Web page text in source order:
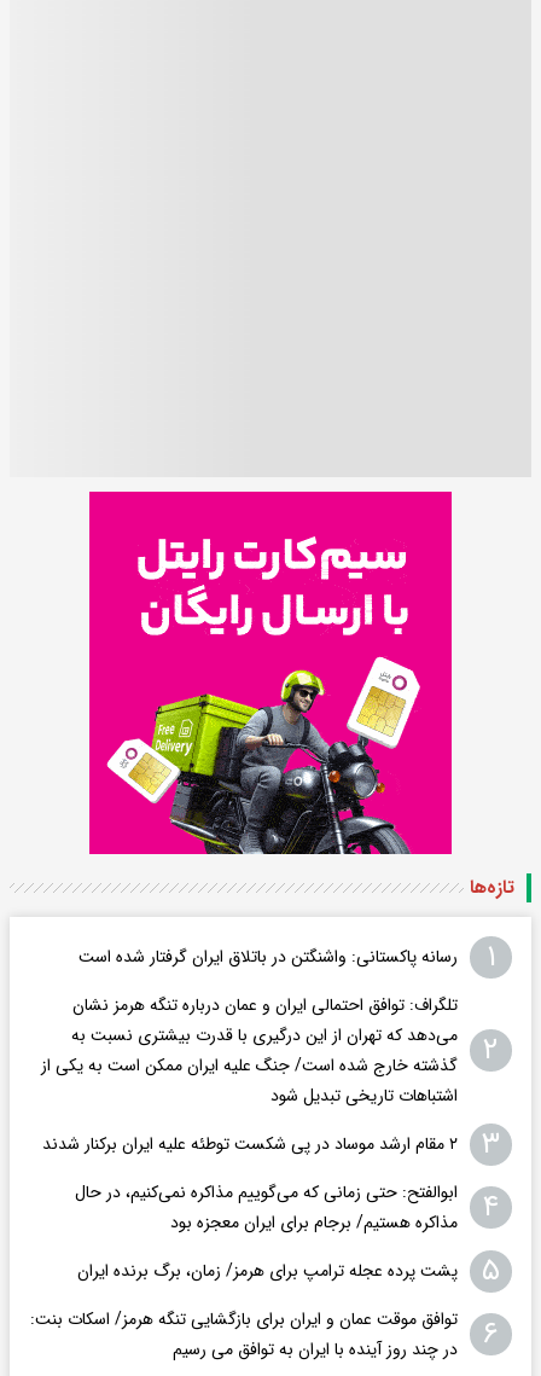
تازه‌ها
۱ رسانه پاکستانی: واشنگتن در باتلاق ایران گرفتار شده است
۲
تلگراف: توافق احتمالی ایران و عمان درباره تنگه هرمز نشان
می‌دهد که تهران از این درگیری با قدرت بیشتری نسبت به
گذشته خارج شده است/ جنگ علیه ایران ممکن است به یکی از
اشتباهات تاریخی تبدیل شود
۳ ۲ مقام‌ ارشد موساد در پی شکست توطئه علیه ایران برکنار شدند
۴
ابوالفتح: حتی زمانی که می‌گوییم مذاکره نمی‌کنیم، در حال
مذاکره هستیم/ برجام برای ایران معجزه بود
۵ پشت پرده عجله ترامپ برای هرمز/ زمان، برگ برنده ایران
۶
توافق موقت عمان و ایران برای بازگشایی تنگه هرمز/ اسکات بنت:
در چند روز آینده با ایران به توافق می رسیم